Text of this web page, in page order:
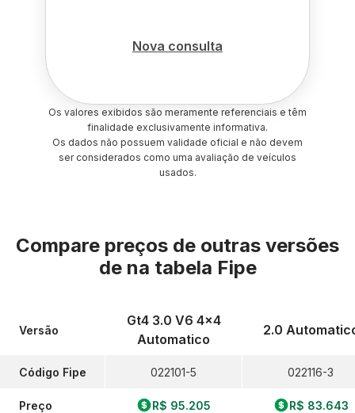
Nova consulta
Os valores exibidos são meramente referenciais e têm
finalidade exclusivamente informativa.
Os dados não possuem validade oficial e não devem
ser considerados como uma avaliação de veículos
usados.
Compare preços de outras versões
de na tabela Fipe
Versão
Código Fipe
Preço
Gt4 3.0 V6 4x4
Automatico
022101-5
R$ 95.205
2.0
022116-3
R$ 83.643